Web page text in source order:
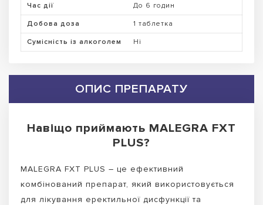
Час дії До 6 годин
Добова доза 1 таблетка
Сумісність із алкоголем Ні
ОПИС ПРЕПАРАТУ
Навіщо приймають MALEGRA FXT
PLUS?
MALEGRA FXT PLUS – це ефективний
комбінований препарат, який використовується
для лікування еректильної дисфункції та